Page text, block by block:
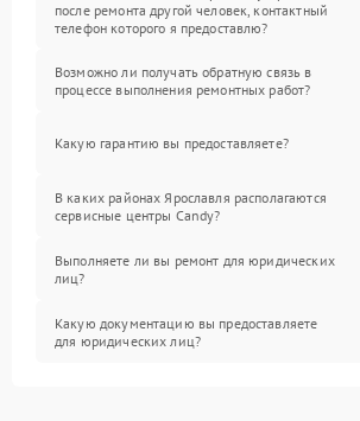
после ремонта другой человек, контактный
телефон которого я предоставлю?
Возможно ли получать обратную связь в
процессе выполнения ремонтных работ?
Какую гарантию вы предоставляете?
В каких районах Ярославля располагаются
сервисные центры Candy?
Выполняете ли вы ремонт для юридических
лиц?
Какую документацию вы предоставляете
для юридических лиц?